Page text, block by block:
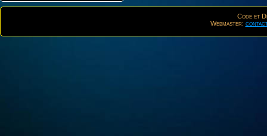
Code et
Webmaster: